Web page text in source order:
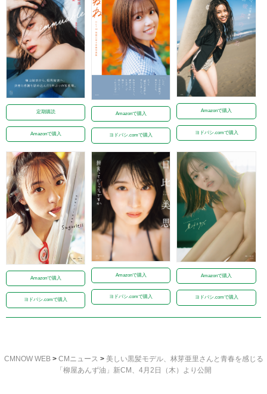
定期購読
Amazonで購入
Amazonで購入
ヨドバシ.comで購入
Amazonで購入
ヨドバシ.comで購入
Amazonで購入
ヨドバシ.comで購入
Amazonで購入
ヨドバシ.comで購入
Amazonで購入
ヨドバシ.comで購入
CMNOW WEB> CMニュース > 美しい黒髪モデル、林芽亜里さんと青春を感じる
「柳屋あんず油」新CM、4月2日（木）より公開